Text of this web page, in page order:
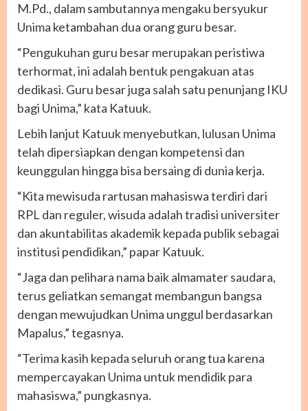
M.Pd., dalam sambutannya mengaku bersyukur
Unima ketambahan dua orang guru besar.
“Pengukuhan guru besar merupakan peristiwa
terhormat, ini adalah bentuk pengakuan atas
dedikasi. Guru besar juga salah satu penunjang IKU
bagi Unima,” kata Katuuk.
Lebih lanjut Katuuk menyebutkan, lulusan Unima
telah dipersiapkan dengan kompetensi dan
keunggulan hingga bisa bersaing di dunia kerja.
“Kita mewisuda rartusan mahasiswa terdiri dari
RPL dan reguler, wisuda adalah tradisi universiter
dan akuntabilitas akademik kepada publik sebagai
institusi pendidikan,” papar Katuuk.
“Jaga dan pelihara nama baik almamater saudara,
terus geliatkan semangat membangun bangsa
dengan mewujudkan Unima unggul berdasarkan
Mapalus,” tegasnya.
“Terima kasih kepada seluruh orang tua karena
mempercayakan Unima untuk mendidik para
mahasiswa,” pungkasnya.